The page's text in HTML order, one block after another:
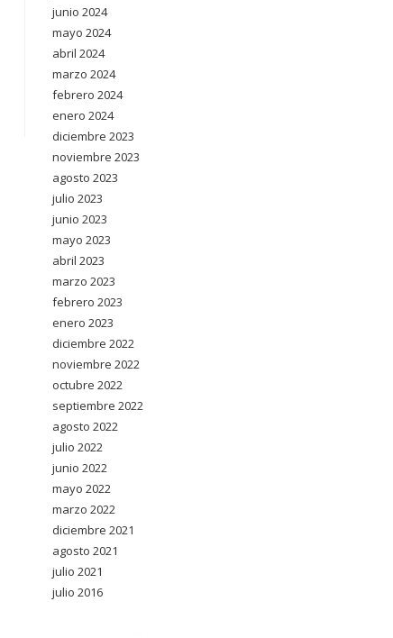
junio 2024
mayo 2024
abril 2024
marzo 2024
febrero 2024
enero 2024
diciembre 2023
noviembre 2023
agosto 2023
julio 2023
junio 2023
mayo 2023
abril 2023
marzo 2023
febrero 2023
enero 2023
diciembre 2022
noviembre 2022
octubre 2022
septiembre 2022
agosto 2022
julio 2022
junio 2022
mayo 2022
marzo 2022
diciembre 2021
agosto 2021
julio 2021
julio 2016